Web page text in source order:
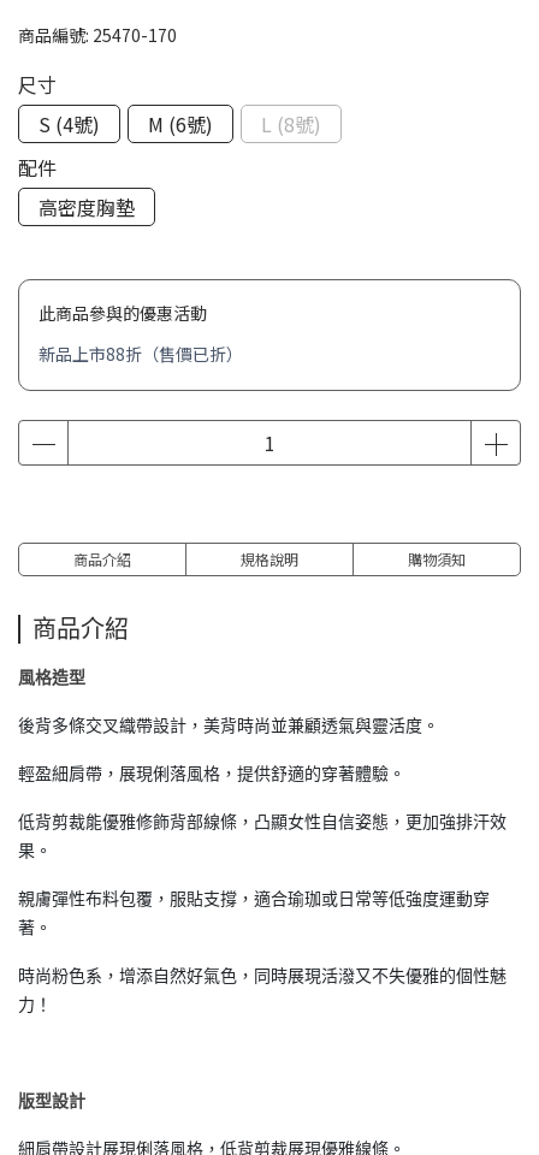
商品編號: 25470-170
尺寸
S (4號)
M (6號)
L (8號)
配件
高密度胸墊
此商品參與的優惠活動
新品上市88折（售價已折）
商品介紹 規格說明 購物須知
商品介紹
風格造型
後背多條交叉織帶設計，美背時尚並兼顧透氣與靈活度。
輕盈細肩帶，展現俐落風格，提供舒適的穿著體驗。
低背剪裁能優雅修飾背部線條，凸顯女性自信姿態，更加強排汗效
果。
親膚彈性布料包覆，服貼支撐，適合瑜珈或日常等低強度運動穿
著。
時尚粉色系，增添自然好氣色，同時展現活潑又不失優雅的個性魅
力！
版型設計
細肩帶設計展現俐落風格，低背剪裁展現優雅線條。